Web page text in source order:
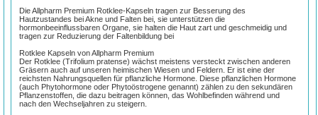
Die Allpharm Premium Rotklee-Kapseln tragen zur Besserung des
Hautzustandes bei Akne und Falten bei, sie unterstützen die
hormonbeeinflussbaren Organe, sie halten die Haut zart und geschmeidig und
tragen zur Reduzierung der Faltenbildung bei
Rotklee Kapseln von Allpharm Premium
Der Rotklee (Trifolium pratense) wächst meistens versteckt zwischen anderen
Gräsern auch auf unseren heimischen Wiesen und Feldern. Er ist eine der
reichsten Nahrungsquellen für pflanzliche Hormone. Diese pflanzlichen Hormone
(auch Phytohormone oder Phytoöstrogene genannt) zählen zu den sekundären
Pflanzenstoffen, die dazu beitragen können, das Wohlbefinden während und
nach den Wechseljahren zu steigern.